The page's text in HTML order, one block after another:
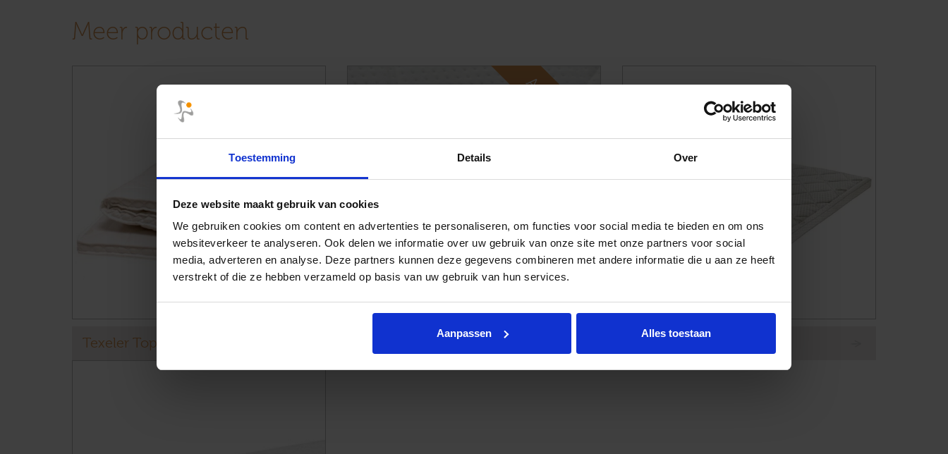
Toestemming Details Over
Deze website maakt gebruik van cookies
We gebruiken cookies om content en advertenties te personaliseren, om functies voor social media te bieden en om ons
websiteverkeer te analyseren. Ook delen we informatie over uw gebruik van onze site met onze partners voor social
media, adverteren en analyse. Deze partners kunnen deze gegevens combineren met andere informatie die u aan ze heeft
verstrekt of die ze hebben verzameld op basis van uw gebruik van hun services.
Aanpassen Alles toestaan
Meer producten
Texeler Topdekmatras Topper Auping Prestige